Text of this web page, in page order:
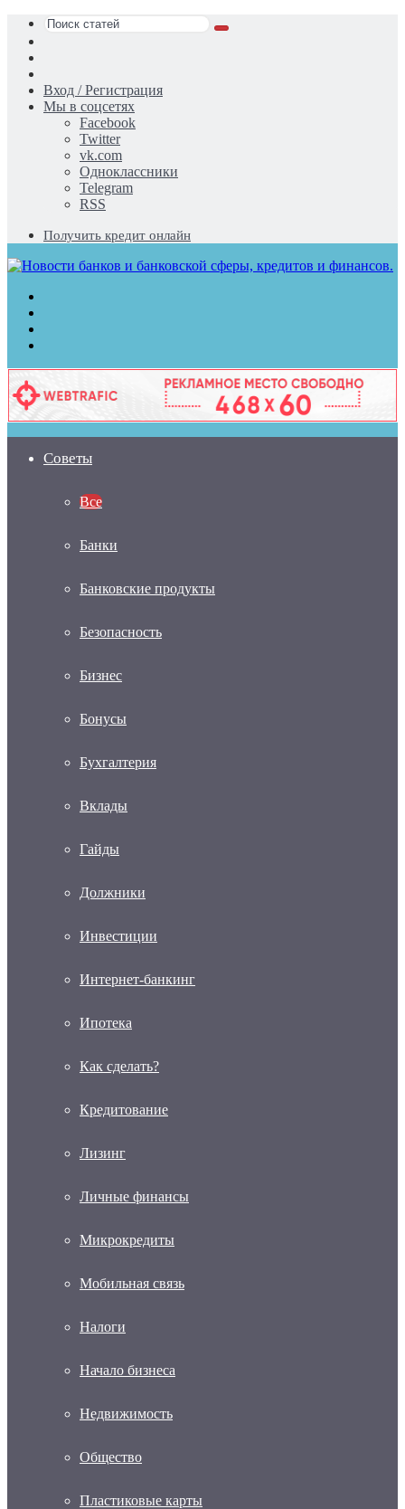
Поиск
статья
Вход / Регистрация
Мы в соцсетях
Facebook
Twitter
vk.com
Одноклассники
Telegram
RSS
Получить кредит онлайн
Советы
Все
Банки
Банковские продукты
Безопасность
Бизнес
Бонусы
Бухгалтерия
Вклады
Гайды
Должники
Инвестиции
Интернет-банкинг
Ипотека
Как сделать?
Кредитование
Лизинг
Личные финансы
Микрокредиты
Мобильная связь
Налоги
Начало бизнеса
Недвижимость
Общество
Пластиковые карты